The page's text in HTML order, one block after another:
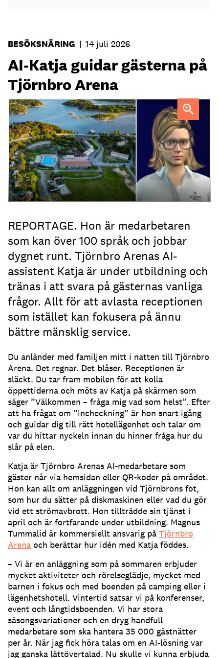
BESÖKSNÄRING | 14 juli 2026
AI-Katja guidar gästerna på
Tjörnbro Arena
AI-medarbetaren Katja tillträdde i tjänst i april.
REPORTAGE. Hon är medarbetaren
som kan över 100 språk och jobbar
dygnet runt. Tjörnbro Arenas AI-
assistent Katja är under utbildning och
tränas i att svara på gästernas vanliga
frågor. Allt för att avlasta receptionen
som istället kan fokusera på ännu
bättre mänsklig service.
Du anländer med familjen mitt i natten till Tjörnbro
Arena. Det regnar. Det blåser. Receptionen är
släckt. Du tar fram mobilen för att kolla
öppettiderna och möts av Katja på skärmen som
säger ”Välkommen – fråga mig vad som helst”. Efter
att ha frågat om ”incheckning” är hon snart igång
och guidar dig till rätt hotellägenhet och talar om
var du hittar nyckeln innan du hinner fråga hur du
slår på elen.
Katja är Tjörnbro Arenas AI-medarbetare som
gäster når via hemsidan eller QR-koder på området.
Hon kan allt om anläggningen vid Tjörnbrons fot,
som hur du sätter på diskmaskinen eller vad du gör
vid ett strömavbrott. Hon tillträdde sin tjänst i
april och är fortfarande under utbildning. Magnus
Tummalid är kommersiellt ansvarig på Tjörnbro
Arena och berättar hur idén med Katja föddes.
– Vi är en anläggning som på sommaren erbjuder
mycket aktiviteter och rörelseglädje, mycket med
barnen i fokus och med boenden på camping eller i
lägenhetshotell. Vintertid satsar vi på konferenser,
event och långtidsboenden. Vi har stora
säsongsvariationer och en dryg handfull
medarbetare som ska hantera 35 000 gästnätter
per år. När jag fick höra talas om en AI-lösning var
jag ganska lättövertalad. Nu skulle vi kunna erbjuda